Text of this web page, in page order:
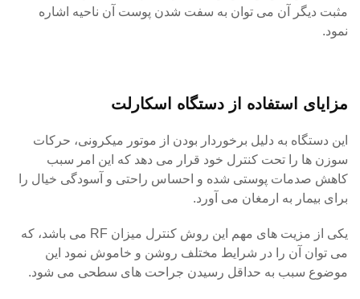
مثبت دیگر آن می توان به سفت شدن پوست آن ناحیه اشاره
نمود.
مزایای استفاده از دستگاه اسکارلت
این دستگاه به دلیل برخوردار بودن از موتور میکرونی، حرکات
سوزن ها را تحت کنترل خود قرار می دهد که این امر سبب
کاهش صدمات پوستی شده و احساس راحتی و آسودگی خیال را
برای بیمار به ارمغان می آورد.
یکی از مزیت های مهم این روش کنترل میزان RF می باشد، که
می توان آن را در شرایط مختلف روشن و خاموش نمود این
موضوع سبب به حداقل رسیدن جراحت های سطحی می شود.